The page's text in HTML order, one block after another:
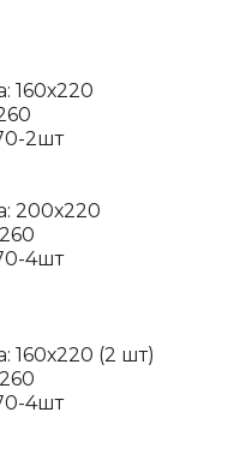
160х220
2шт
200х220
4шт
160х220 (2 шт)
4шт